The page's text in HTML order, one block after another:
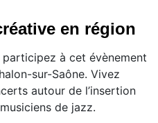
en région
participez à cet évènement
sur-Saône. Vivez
autour de l’insertion
de jazz.